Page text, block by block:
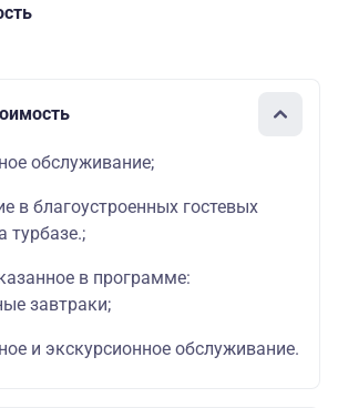
обслуживание;
в благоустроенных гостевых
турбазе.;
в программе:
завтраки;
и экскурсионное обслуживание.